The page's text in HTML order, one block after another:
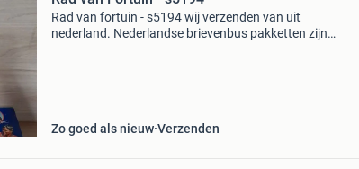
Rad van fortuin - s5194 wij verzenden van uit
nederland. Nederlandse brievenbus pakketten zijn
Zo goed als nieuw Verzenden